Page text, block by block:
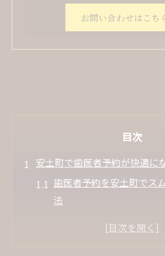
お問い合わせはこち
目次
安土町で歯医者予約が快適に
歯医者予約を安土町でス
法
大阪市中央区の歯医者選